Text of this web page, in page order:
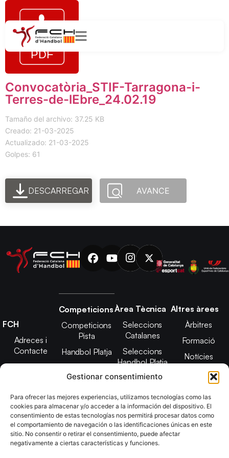
Gestionar consentimiento
Para ofrecer las mejores experiencias, utilizamos tecnologías como las
cookies para almacenar y/o acceder a la información del dispositivo. El
consentimiento de estas tecnologías nos permitirá procesar datos como
el comportamiento de navegación o las identificaciones únicas en este
sitio. No consentir o retirar el consentimiento, puede afectar
negativamente a ciertas características y funciones.
Convocatòria_STIF-Tarragona-i-
Terres-de-lEbre_24.02.19
Tamaño del archivo: 37.25 KB
Creado: 21-03-2025
Actualizado: 21-03-2025
Golpes: 61
DESCARREGAR AVANCE
FCH
Adreces i
Contacte
Junta Directiva
2025
Estatuts
Transparència
Imatge
Competicions
Competicions
Pista
Handbol Platja
Àrea Tècnica
Seleccions
Catalanes
Seleccions
Handbol Platja
Tecnificació
CATH
Promoció
Altres àrees
Àrbitres
Formació
Notícies
Adreces de
contacte